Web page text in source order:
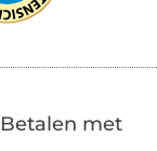
Betalen met